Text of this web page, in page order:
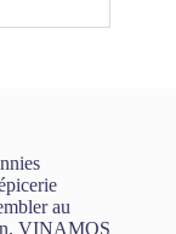
au
VINAMOS